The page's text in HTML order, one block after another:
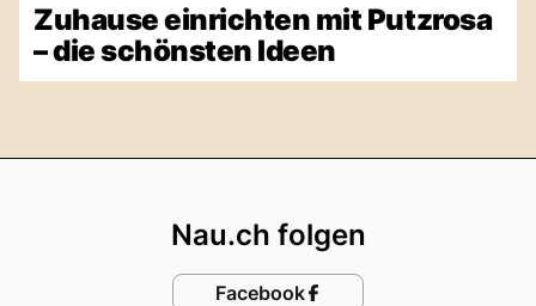
Zuhause einrichten mit Putzrosa
– die schönsten Ideen
Nau.ch folgen
Facebook